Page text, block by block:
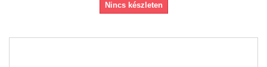
Nincs készleten